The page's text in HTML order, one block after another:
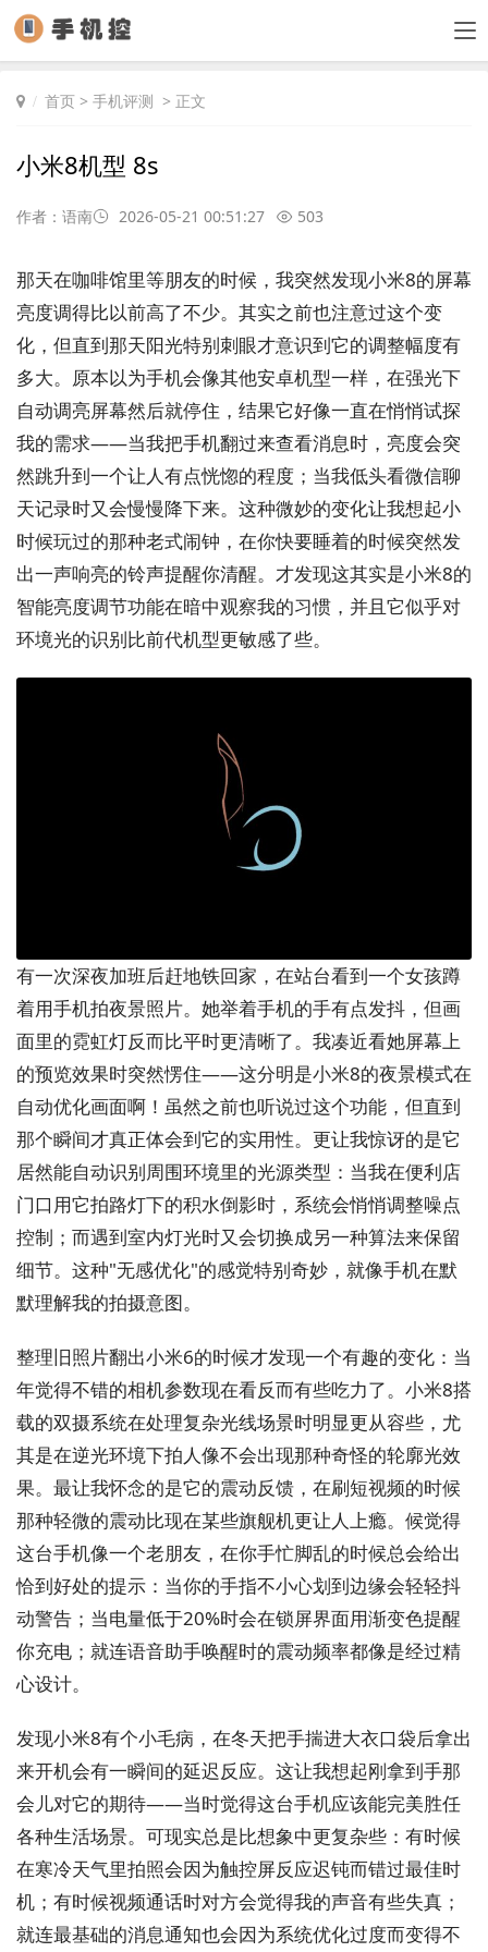
首页 > 手机评测 > 正文
小米8机型 8s
作者：语南 2026-05-21 00:51:27 503
那天在咖啡馆里等朋友的时候，我突然发现小米8的屏幕
亮度调得比以前高了不少。其实之前也注意过这个变
化，但直到那天阳光特别刺眼才意识到它的调整幅度有
多大。原本以为手机会像其他安卓机型一样，在强光下
自动调亮屏幕然后就停住，结果它好像一直在悄悄试探
我的需求——当我把手机翻过来查看消息时，亮度会突
然跳升到一个让人有点恍惚的程度；当我低头看微信聊
天记录时又会慢慢降下来。这种微妙的变化让我想起小
时候玩过的那种老式闹钟，在你快要睡着的时候突然发
出一声响亮的铃声提醒你清醒。才发现这其实是小米8的
智能亮度调节功能在暗中观察我的习惯，并且它似乎对
环境光的识别比前代机型更敏感了些。
有一次深夜加班后赶地铁回家，在站台看到一个女孩蹲
着用手机拍夜景照片。她举着手机的手有点发抖，但画
面里的霓虹灯反而比平时更清晰了。我凑近看她屏幕上
的预览效果时突然愣住——这分明是小米8的夜景模式在
自动优化画面啊！虽然之前也听说过这个功能，但直到
那个瞬间才真正体会到它的实用性。更让我惊讶的是它
居然能自动识别周围环境里的光源类型：当我在便利店
门口用它拍路灯下的积水倒影时，系统会悄悄调整噪点
控制；而遇到室内灯光时又会切换成另一种算法来保留
细节。这种"无感优化"的感觉特别奇妙，就像手机在默
默理解我的拍摄意图。
整理旧照片翻出小米6的时候才发现一个有趣的变化：当
年觉得不错的相机参数现在看反而有些吃力了。小米8搭
载的双摄系统在处理复杂光线场景时明显更从容些，尤
其是在逆光环境下拍人像不会出现那种奇怪的轮廓光效
果。最让我怀念的是它的震动反馈，在刷短视频的时候
那种轻微的震动比现在某些旗舰机更让人上瘾。候觉得
这台手机像一个老朋友，在你手忙脚乱的时候总会给出
恰到好处的提示：当你的手指不小心划到边缘会轻轻抖
动警告；当电量低于20%时会在锁屏界面用渐变色提醒
你充电；就连语音助手唤醒时的震动频率都像是经过精
心设计。
发现小米8有个小毛病，在冬天把手揣进大衣口袋后拿出
来开机会有一瞬间的延迟反应。这让我想起刚拿到手那
会儿对它的期待——当时觉得这台手机应该能完美胜任
各种生活场景。可现实总是比想象中更复杂些：有时候
在寒冷天气里拍照会因为触控屏反应迟钝而错过最佳时
机；有时候视频通话时对方会觉得我的声音有些失真；
就连最基础的消息通知也会因为系统优化过度而变得不